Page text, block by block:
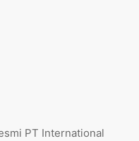
PT International